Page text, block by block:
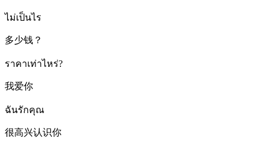
ไม่เป็นไร
多少钱？
ราคาเท่าไหร่?
我爱你
ฉันรักคุณ
很高兴认识你